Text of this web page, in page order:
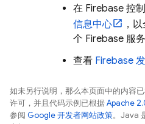
在 Firebase 控
信息中心
，
个 Firebase 服
查看 Firebase
如未另行说明，那么本页面中的内容
许可，并且代码示例已根据Apache
参阅 Google 开发者网站政策。Java